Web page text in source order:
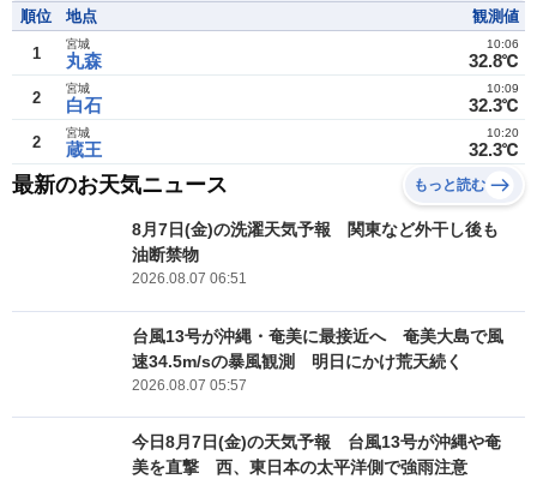
順位 地点 観測値
1 丸森
宮城
32.8℃
10:06
2 白石
宮城
32.3℃
10:09
2 蔵王
宮城
32.3℃
10:20
最新のお天気ニュース もっと読む
8月7日(金)の洗濯天気予報 関東など外干し後も
油断禁物
2026.08.07 06:51
台風13号が沖縄・奄美に最接近へ 奄美大島で風
速34.5m/sの暴風観測 明日にかけ荒天続く
2026.08.07 05:57
今日8月7日(金)の天気予報 台風13号が沖縄や奄
美を直撃 西、東日本の太平洋側で強雨注意